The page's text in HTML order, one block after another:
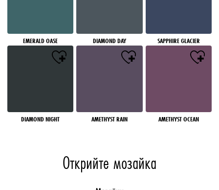
EMERALD OASE DIAMOND DAY SAPPHIRE GLACIER
DIAMOND NIGHT AMETHYST RAIN AMETHYST OCEAN
Открийте мозайка